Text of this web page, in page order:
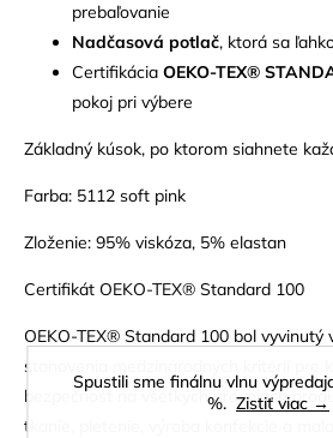
Spustili sme finálnu vlnu
%. Zistiť viac →
prebaľovanie
Nadčasová potlač, ktorá sa
Certifikácia OEKO-TEX®
pokoj pri výbere
Základný kúsok, po ktorom siahnete
Farba: 5112 soft pink
Zloženie: 95% viskóza, 5% elastan
Certifikát OEKO-TEX® Standard 100
OEKO-TEX® Standard 100 bol vyvinutý
stanovenia medzinárodných kritérií pre
bezpečnosť na všetkých úrovniach
tkanie, pletenie, výroba konfekcie a